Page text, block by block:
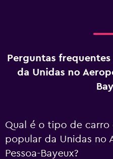
Perguntas
da Unidas no
Qual é o tipo de carro
popular da Unidas no
Pessoa-Bayeux?